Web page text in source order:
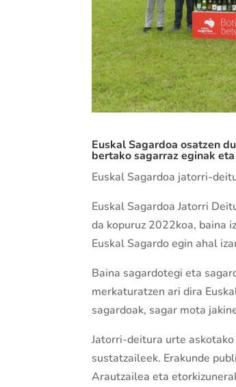
Euskal Sagardoa osatzen
bertako sagarraz eginak
Euskal Sagardoa jatorri-
Euskal Sagardoa Jatorri
da kopuruz 2022koa, baina
Euskal Sagardo egin ahal
Baina sagardotegi eta
merkaturatzen ari dira
sagardoak, sagar mota
Jatorri-deitura urte
sustatzaileek. Erakunde
Arautzailea eta